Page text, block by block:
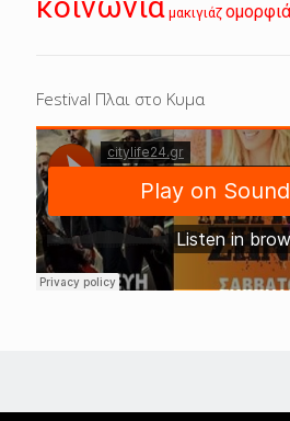
μακιγιάζ ομορφιά
Festival Πλαι στο Κυμα